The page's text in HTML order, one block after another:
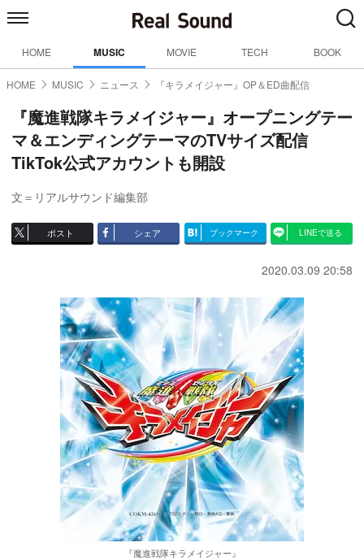
HOME MUSIC MOVIE TECH BOOK
HOME MUSIC ニュース 『キラメイジャー』OP＆ED曲配信
『魔進戦隊キラメイジャー』オープニングテー
マ＆エンディングテーマのTVサイズ配信
TikTok公式アカウントも開設
文＝リアルサウンド編集部
ポスト シェア ブックマーク LINEで送る
2020.03.09 20:58
『魔進戦隊キラメイジャー』